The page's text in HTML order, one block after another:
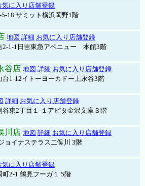
気に入り店舗登録
18 サミット横浜岡野1階
地図 詳細 お気に入り店舗登録
2-1-1日吉東急アベニュー 本館3階
谷店 地図 詳細 お気に入り店舗登録
1-12イトーヨーカドー上永谷3階
詳細 お気に入り店舗登録
東2丁目１-１アピタ金沢文庫３階
川店 地図 詳細 お気に入り店舗登録
ョイナステラス二俣川 3階
気に入り店舗登録
2-1 鶴見フーガ１ 5階